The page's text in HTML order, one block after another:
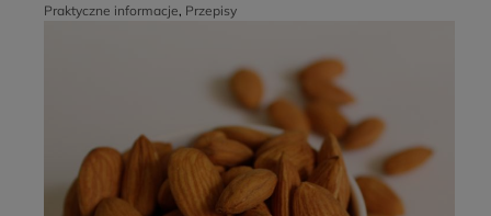
Praktyczne informacje, Przepisy